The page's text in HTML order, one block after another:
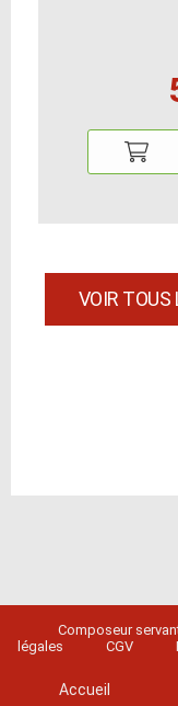
VOIR TOUS
Composeur
légales
CGV
Accueil